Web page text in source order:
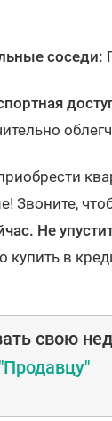
соседи:
Звоните,
Не
купить в
свою
"Продавцу"